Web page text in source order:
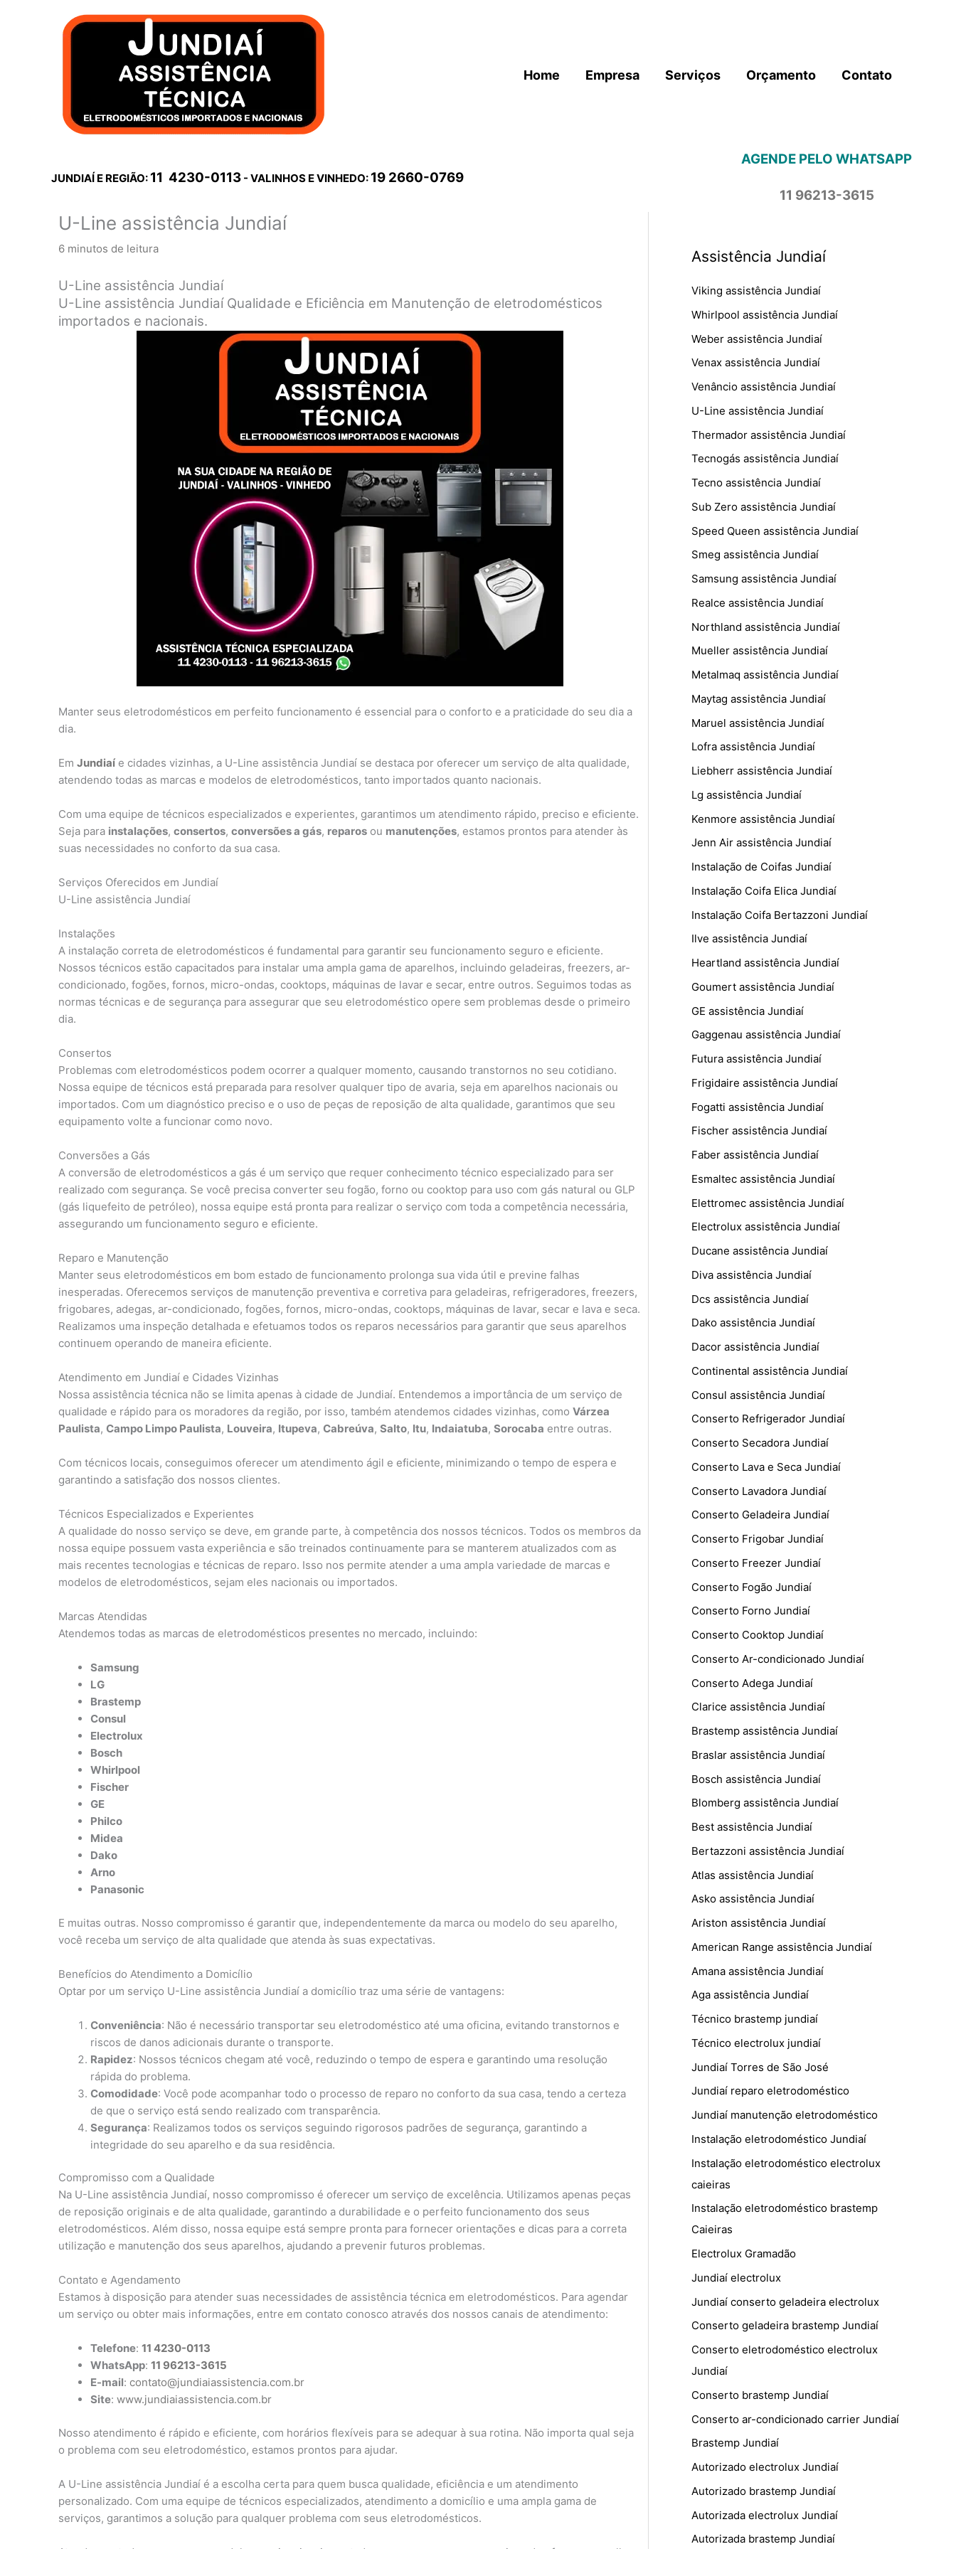
Home Empresa Serviços Orçamento Contato
JUNDIAÍ E REGIÃO: 11 4230-0113 - VALINHOS E VINHEDO: 19 2660-0769
AGENDE PELO WHATSAPP
11 96213-3615
U-Line assistência Jundiaí
6 minutos de leitura
U-Line assistência Jundiaí
U-Line assistência Jundiaí Qualidade e Eficiência em Manutenção de eletrodomésticos
importados e nacionais.
Manter seus eletrodomésticos em perfeito funcionamento é essencial para o conforto e a praticidade do seu dia a
dia.
Em Jundiaí e cidades vizinhas, a U-Line assistência Jundiaí se destaca por oferecer um serviço de alta qualidade,
atendendo todas as marcas e modelos de eletrodomésticos, tanto importados quanto nacionais.
Com uma equipe de técnicos especializados e experientes, garantimos um atendimento rápido, preciso e eficiente.
Seja para instalações, consertos, conversões a gás, reparos ou manutenções, estamos prontos para atender às
suas necessidades no conforto da sua casa.
Serviços Oferecidos em Jundiaí
U-Line assistência Jundiaí
Instalações
A instalação correta de eletrodomésticos é fundamental para garantir seu funcionamento seguro e eficiente.
Nossos técnicos estão capacitados para instalar uma ampla gama de aparelhos, incluindo geladeiras, freezers, ar-
condicionado, fogões, fornos, micro-ondas, cooktops, máquinas de lavar e secar, entre outros. Seguimos todas as
normas técnicas e de segurança para assegurar que seu eletrodoméstico opere sem problemas desde o primeiro
dia.
Consertos
Problemas com eletrodomésticos podem ocorrer a qualquer momento, causando transtornos no seu cotidiano.
Nossa equipe de técnicos está preparada para resolver qualquer tipo de avaria, seja em aparelhos nacionais ou
importados. Com um diagnóstico preciso e o uso de peças de reposição de alta qualidade, garantimos que seu
equipamento volte a funcionar como novo.
Conversões a Gás
A conversão de eletrodomésticos a gás é um serviço que requer conhecimento técnico especializado para ser
realizado com segurança. Se você precisa converter seu fogão, forno ou cooktop para uso com gás natural ou GLP
(gás liquefeito de petróleo), nossa equipe está pronta para realizar o serviço com toda a competência necessária,
assegurando um funcionamento seguro e eficiente.
Reparo e Manutenção
Manter seus eletrodomésticos em bom estado de funcionamento prolonga sua vida útil e previne falhas
inesperadas. Oferecemos serviços de manutenção preventiva e corretiva para geladeiras, refrigeradores, freezers,
frigobares, adegas, ar-condicionado, fogões, fornos, micro-ondas, cooktops, máquinas de lavar, secar e lava e seca.
Realizamos uma inspeção detalhada e efetuamos todos os reparos necessários para garantir que seus aparelhos
continuem operando de maneira eficiente.
Atendimento em Jundiaí e Cidades Vizinhas
Nossa assistência técnica não se limita apenas à cidade de Jundiaí. Entendemos a importância de um serviço de
qualidade e rápido para os moradores da região, por isso, também atendemos cidades vizinhas, como Várzea
Paulista, Campo Limpo Paulista, Louveira, Itupeva, Cabreúva, Salto, Itu, Indaiatuba, Sorocaba entre outras.
Com técnicos locais, conseguimos oferecer um atendimento ágil e eficiente, minimizando o tempo de espera e
garantindo a satisfação dos nossos clientes.
Técnicos Especializados e Experientes
A qualidade do nosso serviço se deve, em grande parte, à competência dos nossos técnicos. Todos os membros da
nossa equipe possuem vasta experiência e são treinados continuamente para se manterem atualizados com as
mais recentes tecnologias e técnicas de reparo. Isso nos permite atender a uma ampla variedade de marcas e
modelos de eletrodomésticos, sejam eles nacionais ou importados.
Marcas Atendidas
Atendemos todas as marcas de eletrodomésticos presentes no mercado, incluindo:
Samsung
LG
Brastemp
Consul
Electrolux
Bosch
Whirlpool
Fischer
GE
Philco
Midea
Dako
Arno
Panasonic
E muitas outras. Nosso compromisso é garantir que, independentemente da marca ou modelo do seu aparelho,
você receba um serviço de alta qualidade que atenda às suas expectativas.
Benefícios do Atendimento a Domicílio
Optar por um serviço U-Line assistência Jundiaí a domicílio traz uma série de vantagens:
Conveniência: Não é necessário transportar seu eletrodoméstico até uma oficina, evitando transtornos e
riscos de danos adicionais durante o transporte.
Rapidez: Nossos técnicos chegam até você, reduzindo o tempo de espera e garantindo uma resolução
rápida do problema.
Comodidade: Você pode acompanhar todo o processo de reparo no conforto da sua casa, tendo a certeza
de que o serviço está sendo realizado com transparência.
Segurança: Realizamos todos os serviços seguindo rigorosos padrões de segurança, garantindo a
integridade do seu aparelho e da sua residência.
Compromisso com a Qualidade
Na U-Line assistência Jundiaí, nosso compromisso é oferecer um serviço de excelência. Utilizamos apenas peças
de reposição originais e de alta qualidade, garantindo a durabilidade e o perfeito funcionamento dos seus
eletrodomésticos. Além disso, nossa equipe está sempre pronta para fornecer orientações e dicas para a correta
utilização e manutenção dos seus aparelhos, ajudando a prevenir futuros problemas.
Contato e Agendamento
Estamos à disposição para atender suas necessidades de assistência técnica em eletrodomésticos. Para agendar
um serviço ou obter mais informações, entre em contato conosco através dos nossos canais de atendimento:
Telefone: 11 4230-0113
WhatsApp: 11 96213-3615
E-mail: contato@jundiaiassistencia.com.br
Site: www.jundiaiassistencia.com.br
Nosso atendimento é rápido e eficiente, com horários flexíveis para se adequar à sua rotina. Não importa qual seja
o problema com seu eletrodoméstico, estamos prontos para ajudar.
A U-Line assistência Jundiaí é a escolha certa para quem busca qualidade, eficiência e um atendimento
personalizado. Com uma equipe de técnicos especializados, atendimento a domicílio e uma ampla gama de
serviços, garantimos a solução para qualquer problema com seus eletrodomésticos.
Assistência Jundiaí
Viking assistência Jundiaí
Whirlpool assistência Jundiaí
Weber assistência Jundiaí
Venax assistência Jundiaí
Venâncio assistência Jundiaí
U-Line assistência Jundiaí
Thermador assistência Jundiaí
Tecnogás assistência Jundiaí
Tecno assistência Jundiaí
Sub Zero assistência Jundiaí
Speed Queen assistência Jundiaí
Smeg assistência Jundiaí
Samsung assistência Jundiaí
Realce assistência Jundiaí
Northland assistência Jundiaí
Mueller assistência Jundiaí
Metalmaq assistência Jundiaí
Maytag assistência Jundiaí
Maruel assistência Jundiaí
Lofra assistência Jundiaí
Liebherr assistência Jundiaí
Lg assistência Jundiaí
Kenmore assistência Jundiaí
Jenn Air assistência Jundiaí
Instalação de Coifas Jundiaí
Instalação Coifa Elica Jundiaí
Instalação Coifa Bertazzoni Jundiaí
Ilve assistência Jundiaí
Heartland assistência Jundiaí
Goumert assistência Jundiaí
GE assistência Jundiaí
Gaggenau assistência Jundiaí
Futura assistência Jundiaí
Frigidaire assistência Jundiaí
Fogatti assistência Jundiaí
Fischer assistência Jundiaí
Faber assistência Jundiaí
Esmaltec assistência Jundiaí
Elettromec assistência Jundiaí
Electrolux assistência Jundiaí
Ducane assistência Jundiaí
Diva assistência Jundiaí
Dcs assistência Jundiaí
Dako assistência Jundiaí
Dacor assistência Jundiaí
Continental assistência Jundiaí
Consul assistência Jundiaí
Conserto Refrigerador Jundiaí
Conserto Secadora Jundiaí
Conserto Lava e Seca Jundiaí
Conserto Lavadora Jundiaí
Conserto Geladeira Jundiaí
Conserto Frigobar Jundiaí
Conserto Freezer Jundiaí
Conserto Fogão Jundiaí
Conserto Forno Jundiaí
Conserto Cooktop Jundiaí
Conserto Ar-condicionado Jundiaí
Conserto Adega Jundiaí
Clarice assistência Jundiaí
Brastemp assistência Jundiaí
Braslar assistência Jundiaí
Bosch assistência Jundiaí
Blomberg assistência Jundiaí
Best assistência Jundiaí
Bertazzoni assistência Jundiaí
Atlas assistência Jundiaí
Asko assistência Jundiaí
Ariston assistência Jundiaí
American Range assistência Jundiaí
Amana assistência Jundiaí
Aga assistência Jundiaí
Técnico brastemp jundiaí
Técnico electrolux jundiaí
Jundiaí Torres de São José
Jundiaí reparo eletrodoméstico
Jundiaí manutenção eletrodoméstico
Instalação eletrodoméstico Jundiaí
Instalação eletrodoméstico electrolux
caieiras
Instalação eletrodoméstico brastemp
Caieiras
Electrolux Gramadão
Jundiaí electrolux
Jundiaí conserto geladeira electrolux
Conserto geladeira brastemp Jundiaí
Conserto eletrodoméstico electrolux
Jundiaí
Conserto brastemp Jundiaí
Conserto ar-condicionado carrier Jundiaí
Brastemp Jundiaí
Autorizado electrolux Jundiaí
Autorizado brastemp Jundiaí
Autorizada electrolux Jundiaí
Autorizada brastemp Jundiaí